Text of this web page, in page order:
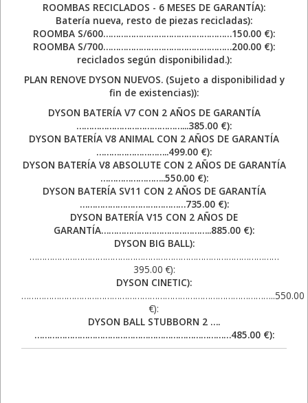
ROOMBAS RECICLADOS - 6 MESES DE GARANTÍA):
Batería nueva, resto de piezas recicladas):
ROOMBA S/600……………………………………………150.00 €):
ROOMBA S/700……………………………………………200.00 €):
reciclados según disponibilidad.):
PLAN RENOVE DYSON NUEVOS. (Sujeto a disponibilidad y
fin de existencias)):
DYSON BATERÍA V7 CON 2 AÑOS DE GARANTÍA
……………………………………...385.00 €):
DYSON BATERÍA V8 ANIMAL CON 2 AÑOS DE GARANTÍA
………………………..499.00 €):
DYSON BATERÍA V8 ABSOLUTE CON 2 AÑOS DE GARANTÍA
……………………..550.00 €):
DYSON BATERÍA SV11 CON 2 AÑOS DE GARANTÍA
……………………………………735.00 €):
DYSON BATERÍA V15 CON 2 AÑOS DE
GARANTÍA……………………………………..885.00 €):
DYSON BIG BALL):
………………………………………………………………………………………
395.00 €):
DYSON CINETIC):
………………………………………………………………………………………..550.00
€):
DYSON BALL STUBBORN 2 ….
……………………………………………………………………485.00 €):